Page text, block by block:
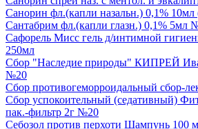
Санорин фл.(капли назальн.) 0,1% 10мл
Сантабрим фл.(капли глазн.) 0,1% 5мл
Сафорель Мисс гель д/интимной
250мл
Сбор "Наследие природы" КИПРЕЙ
№20
Сбор противогеморроидальный сбор-
Сбор успокоительный (седативный)
пак.-фильтр 2г №20
Себозол против перхоти Шампунь 100